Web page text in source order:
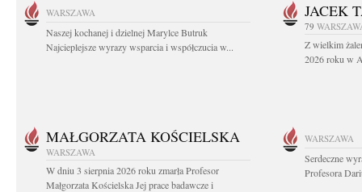
WARSZAWA
Naszej kochanej i dzielnej Marylce Butruk
Najcieplejsze wyrazy wsparcia i współczucia w...
JACEK
79
Z wielkim
2026 roku w
MAŁGORZATA KOŚCIELSKA
WARSZAWA
W dniu 3 sierpnia 2026 roku zmarła Profesor
Małgorzata Kościelska Jej prace badawcze i
WARSZAWA
Serdeczne
Profesora